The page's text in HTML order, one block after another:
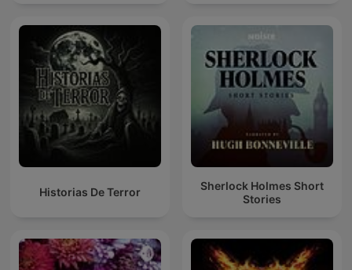
Historias De Terror
Sherlock Holmes Short
Stories